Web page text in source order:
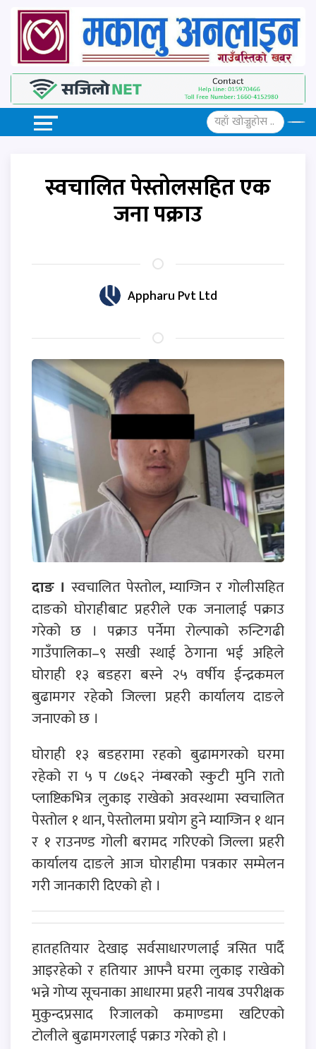
स्वचालित पेस्तोलसहित एक
जना पक्राउ
Appharu Pvt Ltd
दाङ । स्वचालित पेस्तोल, म्याग्जिन र गोलीसहित
दाङको घोराहीबाट प्रहरीले एक जनालाई पक्राउ
गरेको छ । पक्राउ पर्नेमा रोल्पाको रुन्टिगढी
गाउँपालिका–९ सखी स्थाई ठेगाना भई अहिले
घोराही १३ बडहरा बस्ने २५ वर्षीय ईन्द्रकमल
बुढामगर रहेकोे जिल्ला प्रहरी कार्यालय दाङले
जनाएको छ ।
घोराही १३ बडहरामा रहको बुढामगरको घरमा
रहेको रा ५ प ८७६२ नंम्बरकोे स्कुटी मुनि रातो
प्लाष्टिकभित्र लुकाइ राखेको अवस्थामा स्वचालित
पेस्तोल १ थान, पेस्तोलमा प्रयोग हुने म्याग्जिन १ थान
र १ राउनण्ड गोली बरामद गरिएको जिल्ला प्रहरी
कार्यालय दाङले आज घोराहीमा पत्रकार सम्मेलन
गरी जानकारी दिएको हो ।
हातहतियार देखाइ सर्वसाधारणलाई त्रसित पार्दै
आइरहेको र हतियार आफ्नै घरमा लुकाइ राखेको
भन्ने गोप्य सूचनाका आधारमा प्रहरी नायब उपरीक्षक
मुकुन्दप्रसाद रिजालको कमाण्डमा खटिएको
टोलीले बुढामगरलाई पक्राउ गरेको हो ।